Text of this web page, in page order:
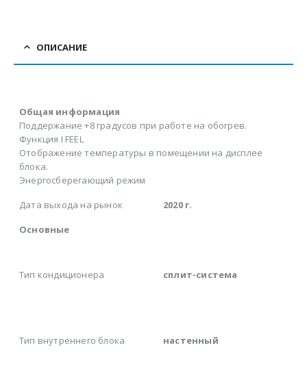
ОПИСАНИЕ
Общая информация
Поддержание +8 градусов при работе на обогрев.
Функция I FEEL
Отображение температуры в помещении на дисплее
блока.
Энергосберегающий режим
Дата выхода на рынок
2020 г.
Основные
Тип кондиционера сплит-система
Тип внутреннего блока настенный